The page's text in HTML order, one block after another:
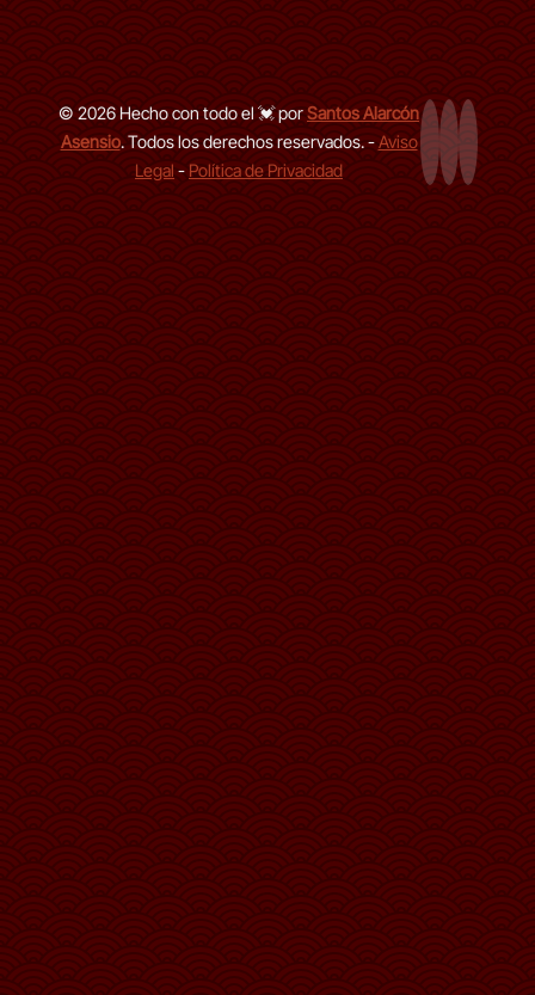
© 2026 Hecho con todo el 💓 porSantos Alarcón
Asensio. Todos los derechos reservados. -Aviso
Legal -Política de Privacidad
Página Web
LinkedIn
GitHub